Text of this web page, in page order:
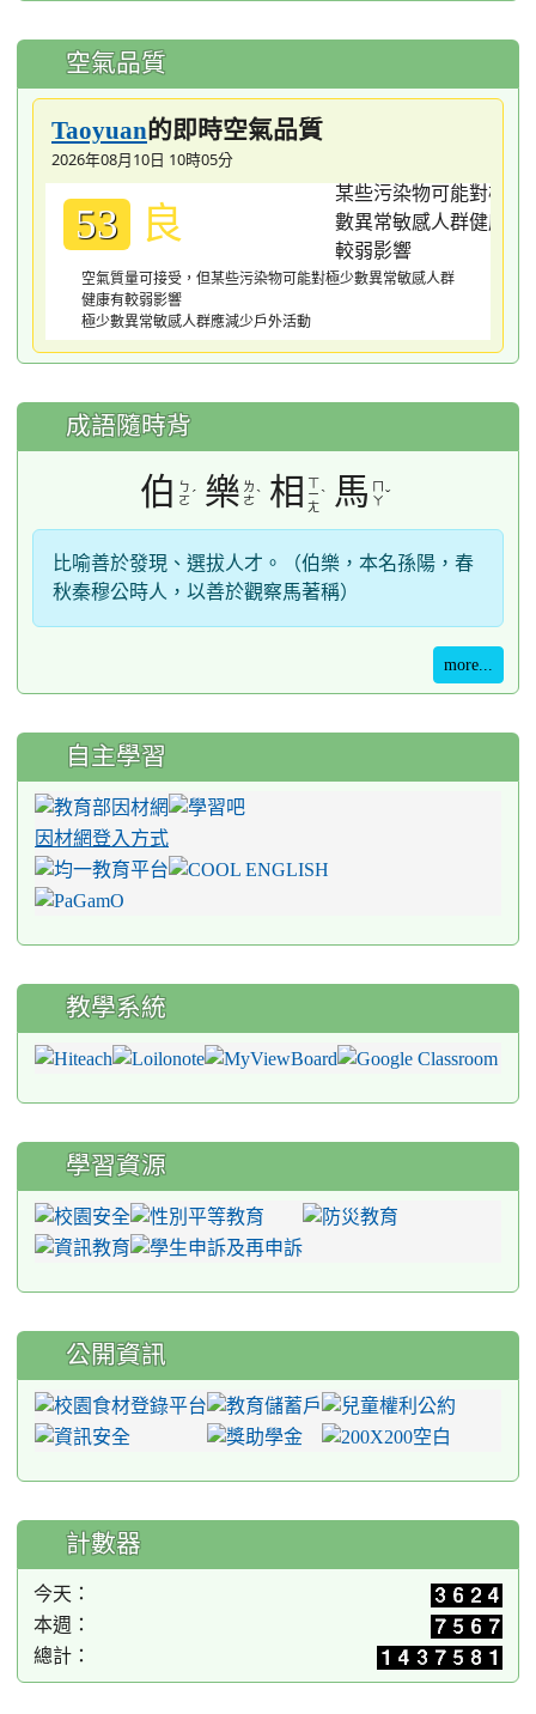
空氣品質
Taoyuan的即時空氣品質
2026年08月10日 10時05分
53 良
空氣質量可接受，但某些污染物可能對極少數異常敏感人群
健康有較弱影響
極少數異常敏感人群應減少戶外活動
成語隨時背
伯
ㄅ
ㄛˊ 樂 ㄌ
ㄜˋ 相
ㄒ
ㄧ
ㄤ
ˋ 馬 ㄇ
ㄚˇ
比喻善於發現、選拔人才。（伯樂，本名孫陽，春
秋秦穆公時人，以善於觀察馬著稱）
more...
自主學習
因材網登入方式
教學系統
學習資源
公開資訊
計數器
今天：
本週：
總計：